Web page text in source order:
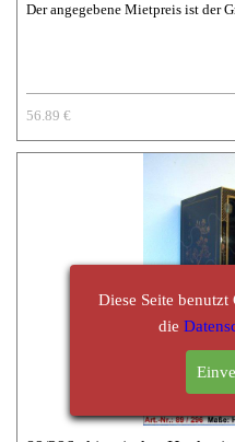
Der angegebene Mietpreis ist der
56.89 €
Diese Seite benutzt
die